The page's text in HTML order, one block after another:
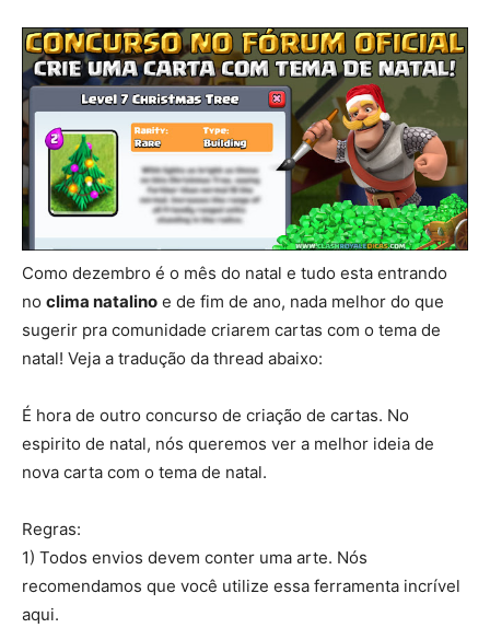
Como dezembro é o mês do natal e tudo esta entrando
no clima natalino e de fim de ano, nada melhor do que
sugerir pra comunidade criarem cartas com o tema de
natal! Veja a tradução da thread abaixo:
É hora de outro concurso de criação de cartas. No
espirito de natal, nós queremos ver a melhor ideia de
nova carta com o tema de natal.
Regras:
1) Todos envios devem conter uma arte. Nós
recomendamos que você utilize essa ferramenta incrível
aqui.